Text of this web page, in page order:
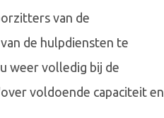
van de
de hulpdiensten te
weer volledig bij de
voldoende capaciteit en